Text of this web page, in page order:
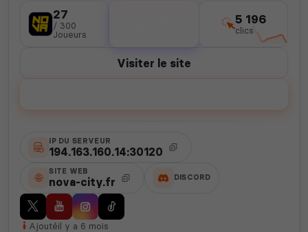
27
/ 300
Joueurs
5 196
clics
Visiter le site
IP DU SERVEUR
194.163.160.14:30120
SITE WEB
nova-city.fr DISCORD
Ajoutéil y a 6 mois